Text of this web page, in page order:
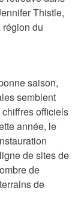
Thistle,
du
saison,
semblent
officiels
année, le
de sites de
de
de